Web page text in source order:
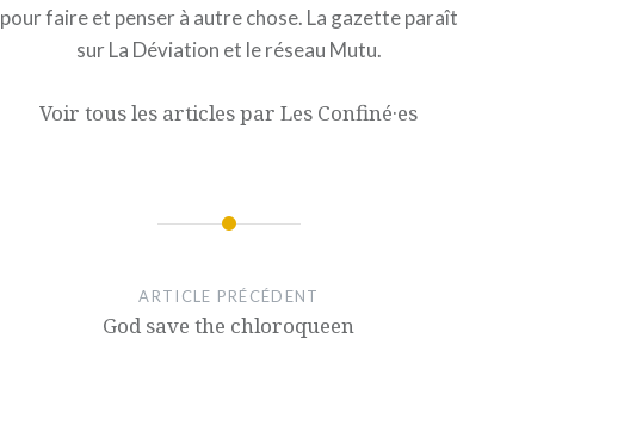
pour faire et penser à autre chose. La gazette paraît
sur La Déviation et le réseau Mutu.
Voir tous les articles par Les Confiné·es
ARTICLE PRÉCÉDENT
God save the chloroqueen